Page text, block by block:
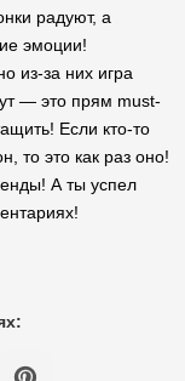
радуют, а
эмоции!
из-за них игра
— это прям must-
Если кто-то
то это как раз оно!
А ты успел